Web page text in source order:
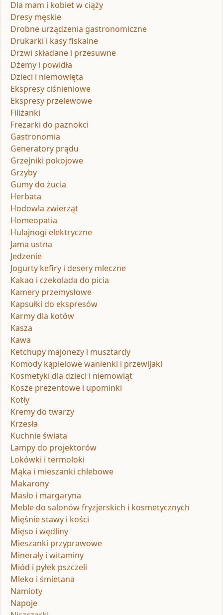
Dla mam i kobiet w ciąży
Dresy męskie
Drobne urządzenia gastronomiczne
Drukarki i kasy fiskalne
Drzwi składane i przesuwne
Dżemy i powidła
Dzieci i niemowlęta
Ekspresy ciśnieniowe
Ekspresy przelewowe
Filiżanki
Frezarki do paznokci
Gastronomia
Generatory prądu
Grzejniki pokojowe
Grzyby
Gumy do żucia
Herbata
Hodowla zwierząt
Homeopatia
Hulajnogi elektryczne
Jama ustna
Jedzenie
Jogurty kefiry i desery mleczne
Kakao i czekolada do picia
Kamery przemysłowe
Kapsułki do ekspresów
Karmy dla kotów
Kasza
Kawa
Ketchupy majonezy i musztardy
Komody kąpielowe wanienki i przewijaki
Kosmetyki dla dzieci i niemowląt
Kosze prezentowe i upominki
Kotły
Kremy do twarzy
Krzesła
Kuchnie świata
Lampy do projektorów
Lokówki i termoloki
Mąka i mieszanki chlebowe
Makarony
Masło i margaryna
Meble do salonów fryzjerskich i kosmetycznych
Mięśnie stawy i kości
Mięso i wędliny
Mieszanki przyprawowe
Minerały i witaminy
Miód i pyłek pszczeli
Mleko i śmietana
Namioty
Napoje